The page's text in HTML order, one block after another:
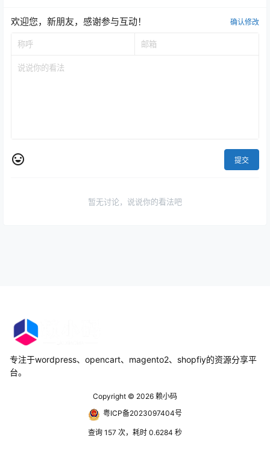
欢迎您，新朋友，感谢参与互动！ 确认修改
提交
暂无讨论，说说你的看法吧
专注于wordpress、opencart、magento2、shopfiy的资源分享平
台。
Copyright © 2026 赖小码
粤ICP备2023097404号
查询 157 次，耗时 0.6284 秒